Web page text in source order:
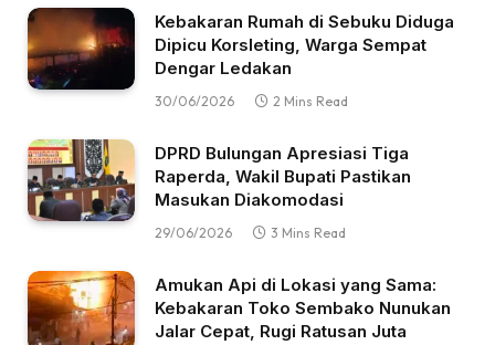
Kebakaran Rumah di Sebuku Diduga
Dipicu Korsleting, Warga Sempat
Dengar Ledakan
30/06/2026 2 Mins Read
DPRD Bulungan Apresiasi Tiga
Raperda, Wakil Bupati Pastikan
Masukan Diakomodasi
29/06/2026 3 Mins Read
Amukan Api di Lokasi yang Sama:
Kebakaran Toko Sembako Nunukan
Jalar Cepat, Rugi Ratusan Juta